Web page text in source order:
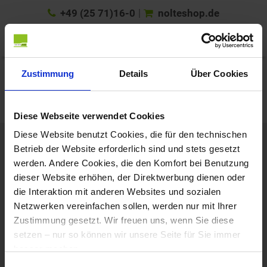
Zustimmung Details Über Cookies
Diese Webseite verwendet Cookies
Diese Website benutzt Cookies, die für den technischen
Betrieb der Website erforderlich sind und stets gesetzt
werden. Andere Cookies, die den Komfort bei Benutzung
dieser Website erhöhen, der Direktwerbung dienen oder
die Interaktion mit anderen Websites und sozialen
Netzwerken vereinfachen sollen, werden nur mit Ihrer
Zustimmung gesetzt. Wir freuen uns, wenn Sie diese
setzen – nur so können wir unsere Seite für Sie immer
+49 (25 71)16-0 nolteshop.de
Start Carl Nolte Technik
Ihr Kontakt zu uns
Carl Nolte Technik GmbH
Mergenthalerstr. 11 – 17
48268 Greven
+49 (25 71) 16-0
+49 (25 71) 16-499